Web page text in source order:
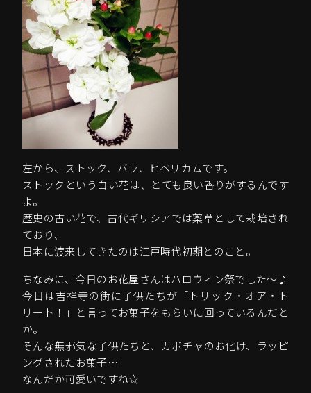
左から、ストック、バラ、ヒペリカムです。
ストックという白い花は、とても良い香りがするんです
よ。
歴史の古い花で、古代ギリシアでは薬草として栽培され
ており、
日本に渡来してきたのは江戸時代初期とのこと。
ちなみに、今日のお花屋さんはハロウィン祭でした～♪
今日は吉祥寺の街に子供たちが「トリック・オア・ト
リート！」と言ってお菓子をもらいに回っているんだと
か。
そんな無邪気な子供たちと、カボチャのお化け、ラッピ
ングされたお菓子…
なんだか可愛いですね☆